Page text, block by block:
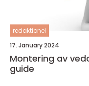
redaktionel
17. January 2024
Montering av
guide